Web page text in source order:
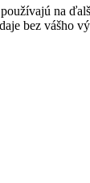
na
bez vášho